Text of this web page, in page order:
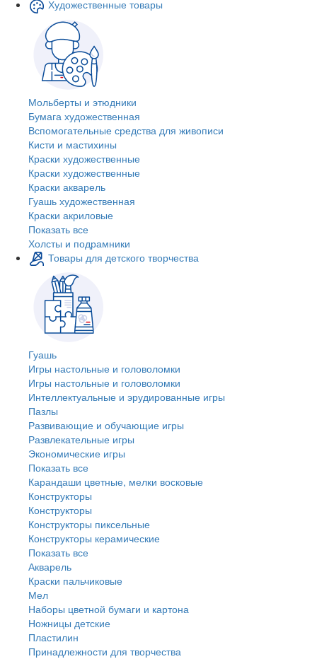
Художественные товары
Мольберты и этюдники
Бумага художественная
Вспомогательные средства для живописи
Кисти и мастихины
Краски художественные
Краски художественные
Краски акварель
Гуашь художественная
Краски акриловые
Показать все
Холсты и подрамники
Товары для детского творчества
Гуашь
Игры настольные и головоломки
Игры настольные и головоломки
Интеллектуальные и эрудированные игры
Пазлы
Развивающие и обучающие игры
Развлекательные игры
Экономические игры
Показать все
Карандаши цветные, мелки восковые
Конструкторы
Конструкторы
Конструкторы пиксельные
Конструкторы керамические
Показать все
Акварель
Краски пальчиковые
Мел
Наборы цветной бумаги и картона
Ножницы детские
Пластилин
Принадлежности для творчества